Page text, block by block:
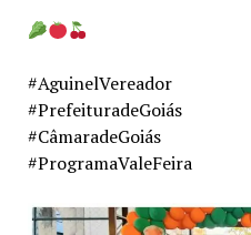
#AguinelVereador
#PrefeituradeGoiás
#CâmaradeGoiás
#ProgramaValeFeira